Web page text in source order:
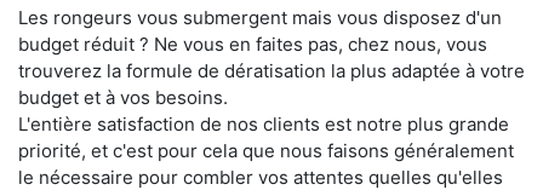
Les rongeurs vous submergent mais vous disposez d'un
budget réduit ? Ne vous en faites pas, chez nous, vous
trouverez la formule de dératisation la plus adaptée à votre
budget et à vos besoins.
L'entière satisfaction de nos clients est notre plus grande
priorité, et c'est pour cela que nous faisons généralement
le nécessaire pour combler vos attentes quelles qu'elles